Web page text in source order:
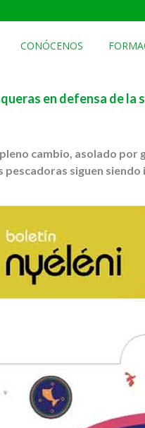
CONÓCENOS
en defensa de la
pleno cambio, asolado
pescadoras siguen